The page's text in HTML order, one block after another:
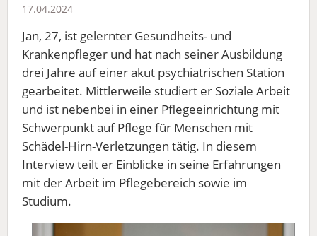
17.04.2024
Jan, 27, ist gelernter Gesundheits- und
Krankenpfleger und hat nach seiner Ausbildung
drei Jahre auf einer akut psychiatrischen Station
gearbeitet. Mittlerweile studiert er Soziale Arbeit
und ist nebenbei in einer Pflegeeinrichtung mit
Schwerpunkt auf Pflege für Menschen mit
Schädel-Hirn-Verletzungen tätig. In diesem
Interview teilt er Einblicke in seine Erfahrungen
mit der Arbeit im Pflegebereich sowie im
Studium.